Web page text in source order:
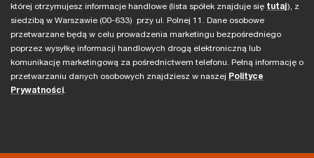
której otrzymujesz informacje handlowe (lista spółek znajduje się tutaj), z
siedzibą w Warszawie (00-633) przy ul. Polnej 11. Dane osobowe
przetwarzane będą w celu prowadzenia marketingu bezpośredniego
poprzez wysyłkę informacji handlowych drogą elektroniczną lub
komunikację marketingową za pośrednictwem telefonu. Pełną informację o
przetwarzaniu danych osobowych znajdziesz w naszej Polityce
Prywatności.